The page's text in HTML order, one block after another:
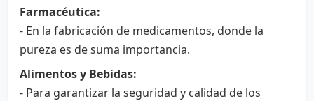
Farmacéutica:
- En la fabricación de medicamentos, donde la
pureza es de suma importancia.
Alimentos y Bebidas:
- Para garantizar la seguridad y calidad de los